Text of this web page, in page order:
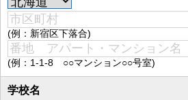
(例：新宿区下落合)
(例：1-1-8 ○○マンション○○号室)
学校名